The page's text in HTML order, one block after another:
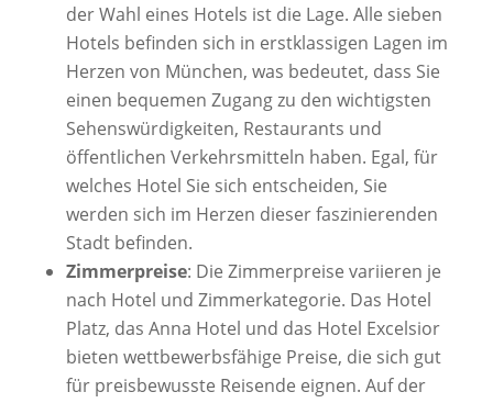
der Wahl eines Hotels ist die Lage. Alle sieben
Hotels befinden sich in erstklassigen Lagen im
Herzen von München, was bedeutet, dass Sie
einen bequemen Zugang zu den wichtigsten
Sehenswürdigkeiten, Restaurants und
öffentlichen Verkehrsmitteln haben. Egal, für
welches Hotel Sie sich entscheiden, Sie
werden sich im Herzen dieser faszinierenden
Stadt befinden.
Zimmerpreise: Die Zimmerpreise variieren je
nach Hotel und Zimmerkategorie. Das Hotel
Platz, das Anna Hotel und das Hotel Excelsior
bieten wettbewerbsfähige Preise, die sich gut
für preisbewusste Reisende eignen. Auf der